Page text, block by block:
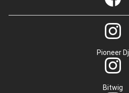
Pioneer Dj
Bitwig